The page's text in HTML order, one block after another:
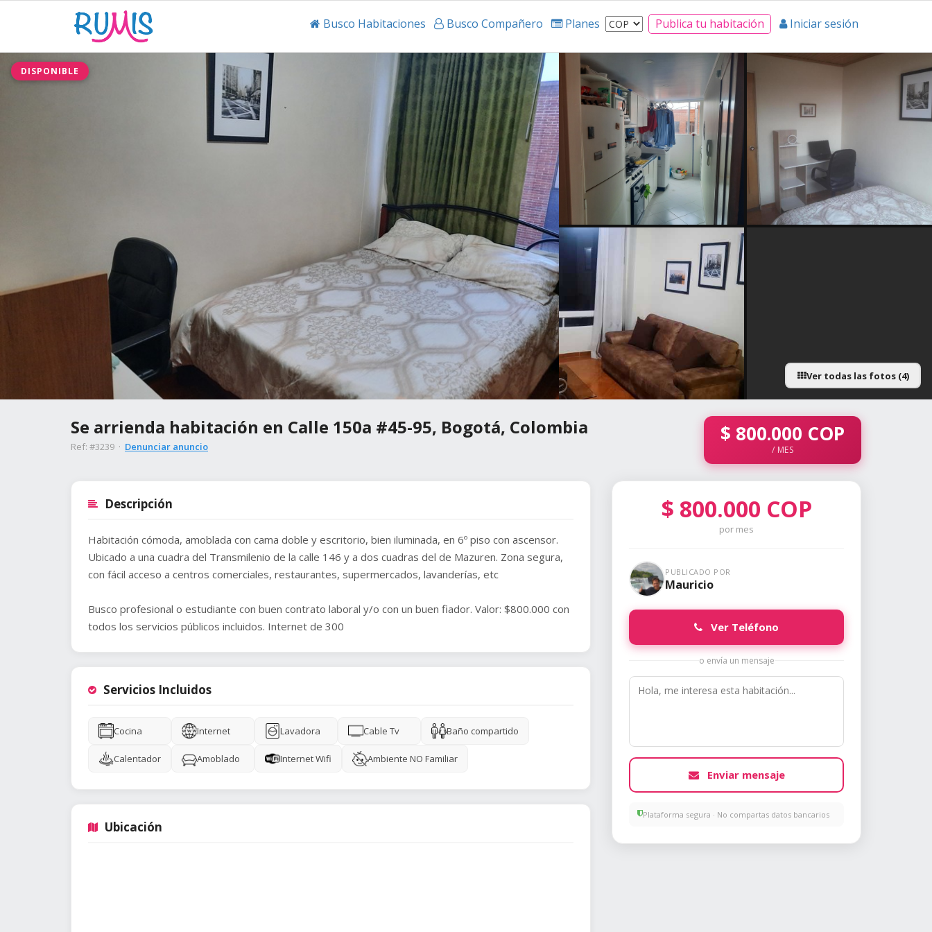
Busco Habitaciones Busco Compañero Planes Publica tu habitación Iniciar sesión
DISPONIBLE
Ver todas las fotos (4)
Se arrienda habitación en Calle 150a #45-95, Bogotá, Colombia
Ref: #3239 · Denunciar anuncio
$ 800.000 COP
/ MES
Descripción
Habitación cómoda, amoblada con cama doble y escritorio, bien iluminada, en 6º piso con ascensor.
Ubicado a una cuadra del Transmilenio de la calle 146 y a dos cuadras del de Mazuren. Zona segura,
con fácil acceso a centros comerciales, restaurantes, supermercados, lavanderías, etc
Busco profesional o estudiante con buen contrato laboral y/o con un buen fiador. Valor: $800.000 con
todos los servicios públicos incluidos. Internet de 300
Servicios Incluidos
Cocina Internet Lavadora Cable Tv Baño compartido
Calentador Amoblado Internet Wifi Ambiente NO Familiar
Ubicación
$ 800.000 COP
por mes
PUBLICADO POR
Mauricio
Ver Teléfono
o envía un mensaje
Enviar mensaje
Plataforma segura · No compartas datos bancarios